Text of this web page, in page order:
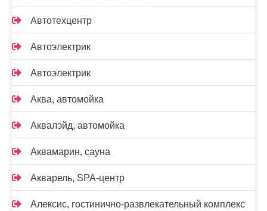
Автотехцентр
Автоэлектрик
Автоэлектрик
Аква, автомойка
Аквалэйд, автомойка
Аквамарин, сауна
Акварель, SPA-центр
Алексис, гостинично-развлекательный комплекс